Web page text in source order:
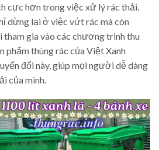
cực hơn trong việc xử lý rác thải.
dừng lại ở việc vứt rác mà còn
gia vào các chương trình thu
phẩm thùng rác của Việt Xanh
đổi này, giúp mọi người dễ dàng
của mình.